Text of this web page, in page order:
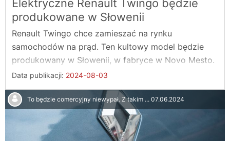
Elektryczne Renault Twingo będzie
produkowane w Słowenii
Renault Twingo chce zamieszać na rynku
samochodów na prąd. Ten kultowy model będzie
produkowany w Słowenii, w fabryce w Novo Mesto.
To ...
Data publikacji: 2024-08-03
To będzie comercyjny niewypał. Z takim ... 07.06.2024